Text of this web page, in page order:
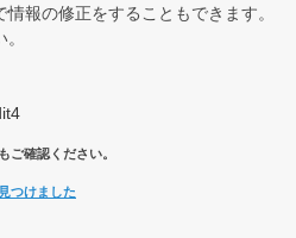
報の修正をすることもできます。
ご確認ください。
つけました